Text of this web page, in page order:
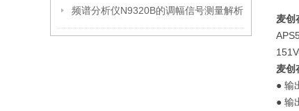
频谱分析仪N9320B的调幅信号测量解析
麦创
麦创
● 输
● 输